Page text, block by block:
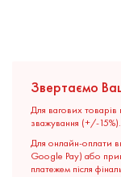
Звертаємо
Для вагових товарів
зважування (+/-15%).
Для онлайн-оплати
Google Pay) або
платежем після